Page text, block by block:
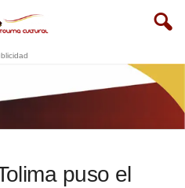
WhatsApp
+573249605958
puso el